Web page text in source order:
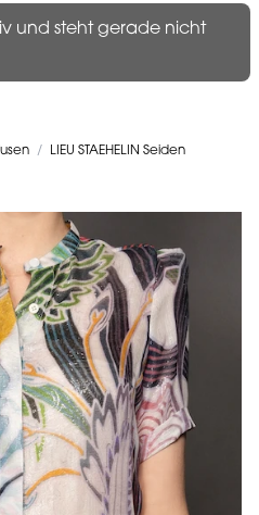
und steht gerade nicht
/
LIEU STAEHELIN Seiden